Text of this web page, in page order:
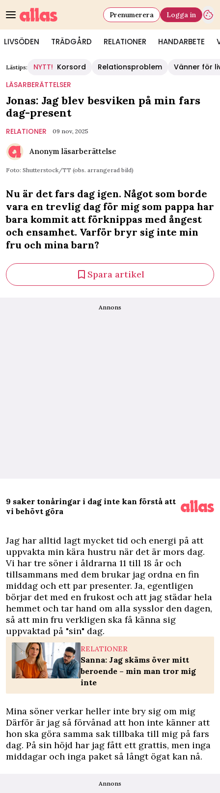
LIVSÖDEN TRÄDGÅRD RELATIONER HANDARBETE
Prenumerera Logga in
Lästips: NYTT! Korsord Relationsproblem
Vänner för
LÄSARBERÄTTELSER
Jonas: Jag blev besviken på min fars
dag-present
RELATIONER 09 nov, 2025
Anonym läsarberättelse
Foto: Shutterstock/TT (obs. arrangerad bild)
Nu är det fars dag igen. Något som borde
vara en trevlig dag för mig som pappa har
bara kommit att förknippas med ångest
och ensamhet. Varför bryr sig inte min
fru och mina barn?
Spara artikel
Annons
9 saker tonåringar i dag inte kan förstå att
vi behövt göra
Jag har alltid lagt mycket tid och energi på att
uppvakta min kära hustru när det är mors dag.
Vi har tre söner i åldrarna 11 till 18 år och
tillsammans med dem brukar jag ordna en fin
middag och ett par presenter. Ja, egentligen
börjar det med en frukost och att jag städar hela
hemmet och tar hand om alla sysslor den dagen,
så att min fru verkligen ska få känna sig
uppvaktad på "sin" dag.
RELATIONER
Sanna: Jag skäms över mitt
beroende – min man tror mig
inte
Mina söner verkar heller inte bry sig om mig
Därför är jag så förvånad att hon inte känner att
hon ska göra samma sak tillbaka till mig på fars
dag. På sin höjd har jag fått ett grattis, men inga
middagar och inga paket så långt ögat kan nå.
Annons